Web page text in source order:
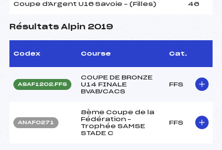
Coupe d'Argent U16 Savoie – (Filles) 46
Résultats Alpin 2019
Codex Course Cat.
ASAF1202.FFS
COUPE DE BRONZE
U14 FINALE
BVAB/CACS
FFS
ANAF0271
8ème Coupe de la
Fédération –
Trophée SAMSE
STADE C
FFS